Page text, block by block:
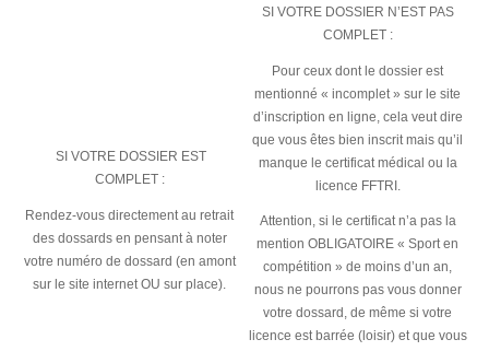
SI VOTRE DOSSIER EST
COMPLET :
Rendez-vous directement au retrait
des dossards en pensant à noter
votre numéro de dossard (en amont
sur le site internet OU sur place).
SI VOTRE DOSSIER N’EST PAS
COMPLET :
Pour ceux dont le dossier est
mentionné « incomplet » sur le site
d’inscription en ligne, cela veut dire
que vous êtes bien inscrit mais qu’il
manque le certificat médical ou la
licence FFTRI.
Attention, si le certificat n’a pas la
mention OBLIGATOIRE « Sport en
compétition » de moins d’un an,
nous ne pourrons pas vous donner
votre dossard, de même si votre
licence est barrée (loisir) et que vous